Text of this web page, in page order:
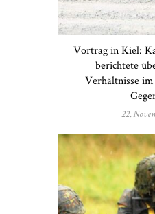
Vortrag in Kiel:
berichtete
Verhältnisse
22.